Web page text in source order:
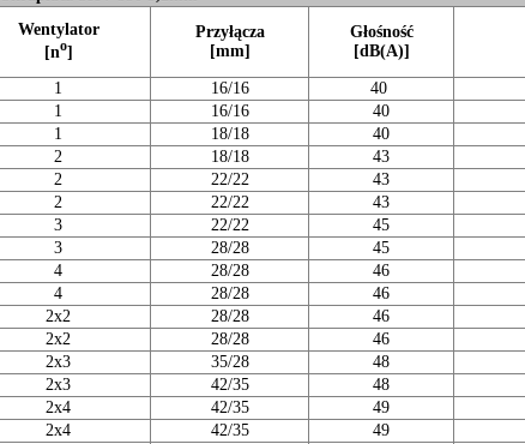
Wentylator
[no]
Przyłącza
[mm]
Głośność
[dB(A)]
1 16/16 40
1 16/16 40
1 18/18 40
2 18/18 43
2 22/22 43
2 22/22 43
3 22/22 45
3 28/28 45
4 28/28 46
4 28/28 46
2x2 28/28 46
2x2 28/28 46
2x3 35/28 48
2x3 42/35 48
2x4 42/35 49
2x4 42/35 49